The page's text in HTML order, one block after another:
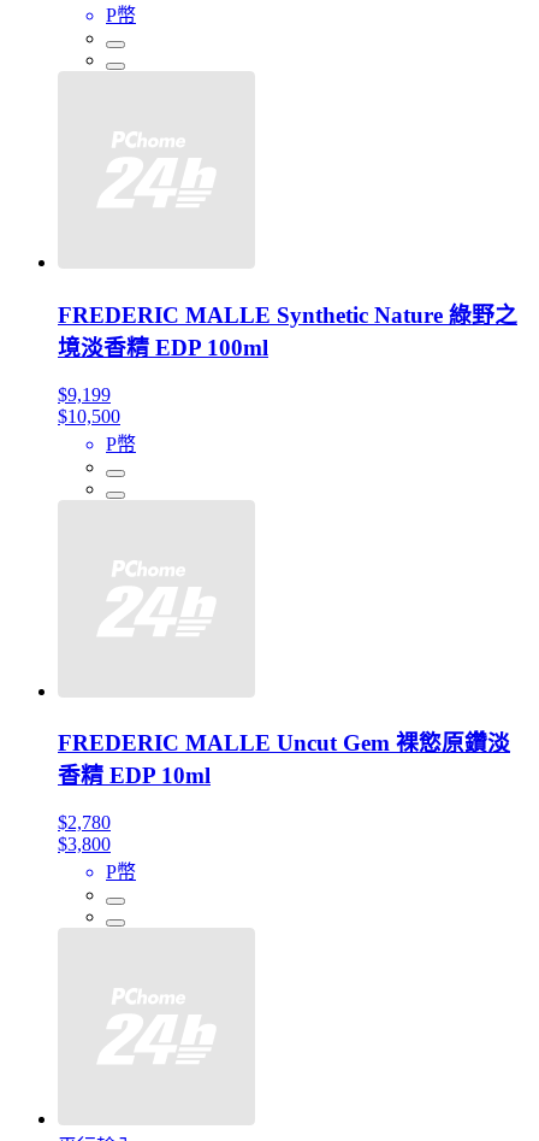
P幣
FREDERIC MALLE Synthetic Nature 綠野之
境淡香精 EDP 100ml
$9,199
$10,500
P幣
FREDERIC MALLE Uncut Gem 裸慾原鑽淡
香精 EDP 10ml
$2,780
$3,800
P幣